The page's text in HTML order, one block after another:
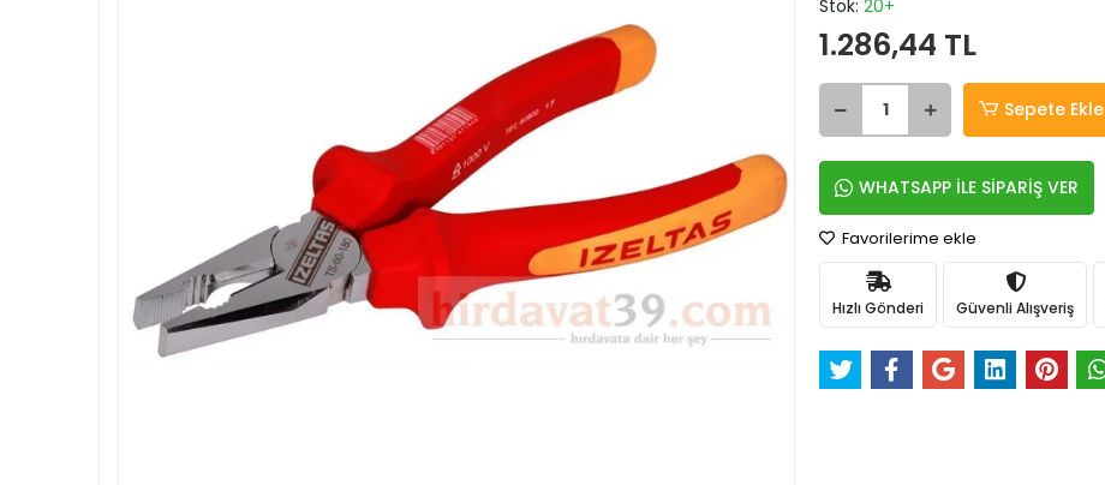
Stok: 20+
1.286,44 TL
Sepete Ekle
WHATSAPP İLE SİPARİŞ VER
Favorilerime ekle
Hızlı Gönderi Güvenli Alışveriş